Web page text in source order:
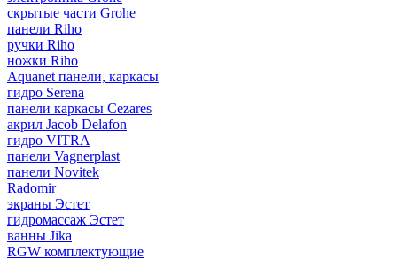
скрытые части Grohe
панели Riho
ручки Riho
ножки Riho
Aquanet панели, каркасы
гидро Serena
панели каркасы Cezares
акрил Jacob Delafon
гидро VITRA
панели Vagnerplast
панели Novitek
Radomir
экраны Эстет
гидромассаж Эстет
ванны Jika
RGW комплектующие